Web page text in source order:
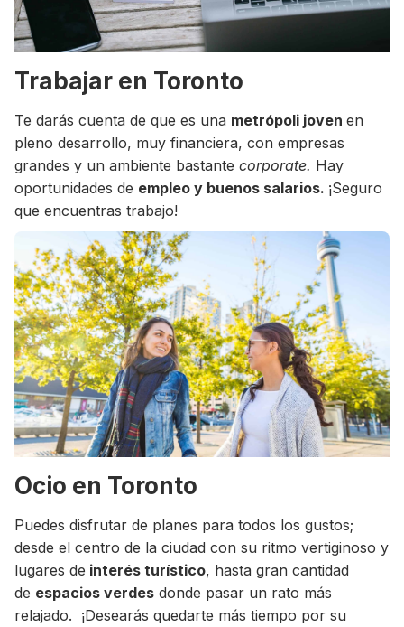
Trabajar en Toronto
Te darás cuenta de que es una metrópoli joven en
pleno desarrollo, muy financiera, con empresas
grandes y un ambiente bastante corporate. Hay
oportunidades de empleo y buenos salarios. ¡Seguro
que encuentras trabajo!
Ocio en Toronto
Puedes disfrutar de planes para todos los gustos;
desde el centro de la ciudad con su ritmo vertiginoso y
lugares de interés turístico, hasta gran cantidad
de espacios verdes donde pasar un rato más
relajado. ¡Desearás quedarte más tiempo por su